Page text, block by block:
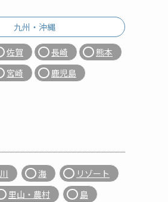
九州・沖縄
佐賀 長崎
熊本
宮崎
鹿児島
川 海
リゾート
里山・農村
島